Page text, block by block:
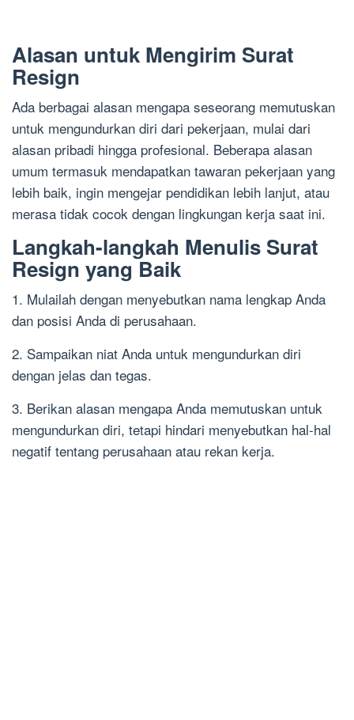
Alasan untuk Mengirim Surat
Resign
Ada berbagai alasan mengapa seseorang memutuskan
untuk mengundurkan diri dari pekerjaan, mulai dari
alasan pribadi hingga profesional. Beberapa alasan
umum termasuk mendapatkan tawaran pekerjaan yang
lebih baik, ingin mengejar pendidikan lebih lanjut, atau
merasa tidak cocok dengan lingkungan kerja saat ini.
Langkah-langkah Menulis Surat
Resign yang Baik
1. Mulailah dengan menyebutkan nama lengkap Anda
dan posisi Anda di perusahaan.
2. Sampaikan niat Anda untuk mengundurkan diri
dengan jelas dan tegas.
3. Berikan alasan mengapa Anda memutuskan untuk
mengundurkan diri, tetapi hindari menyebutkan hal-hal
negatif tentang perusahaan atau rekan kerja.